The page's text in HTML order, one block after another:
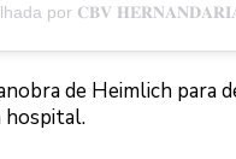
de Heimlich para
hospital.